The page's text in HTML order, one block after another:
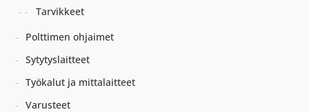
Tarvikkeet
Polttimen ohjaimet
Sytytyslaitteet
Työkalut ja mittalaitteet
Varusteet